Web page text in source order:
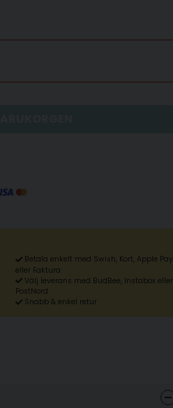
Betala enkelt med Swish, Kort, Apple Pay
eller Faktura
Välj leverans med BudBee, Instabox eller
PostNord
Snabb & enkel retur